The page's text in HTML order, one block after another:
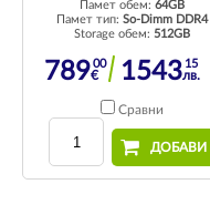
Памет обем:64GB
Памет тип:So-Dimm DDR4
Storage обем: 512GB
78900
€ 154315
лв.
Сравни
ДОБАВИ